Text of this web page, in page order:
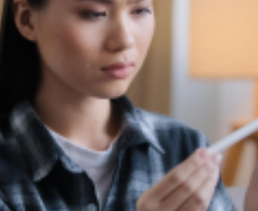
nyaman sepanjang hari, bahkan saat
yang dilengkapi ekstrak daun teh
jalur serap cepat yang menjaga
udara yang baik, karet pinggang
merah, serta kelembutan ekstra dengan
Dengan desain lucu seperti celana dalam,
maksimal bagi Si Kecil
Skin Protection di toko kesayangan